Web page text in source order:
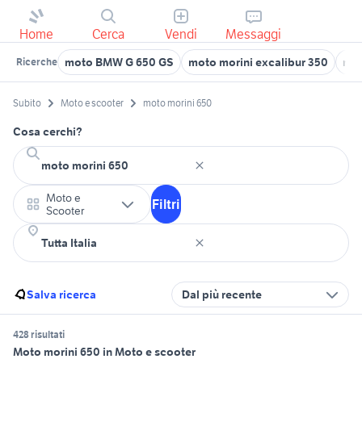
Home Cerca Vendi Messaggi
Ricerche moto BMW G 650 GS moto morini excalibur 350
Subito Moto e scooter moto morini 650
Cosa cerchi?
Moto e
Scooter
Filtri
Salva ricerca Dal più recente
428 risultati
Moto morini 650 in Moto e scooter